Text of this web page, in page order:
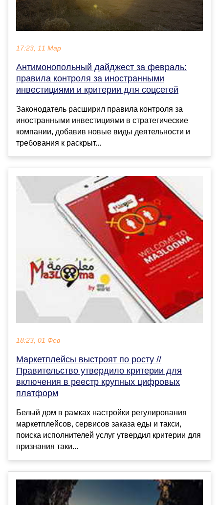
17:23, 11 Мар
Антимонопольный дайджест за февраль:
правила контроля за иностранными
инвестициями и критерии для соцсетей
Законодатель расширил правила контроля за
иностранными инвестициями в стратегические
компании, добавив новые виды деятельности и
требования к раскрыт...
18:23, 01 Фев
Маркетплейсы выстроят по росту //
Правительство утвердило критерии для
включения в реестр крупных цифровых
платформ
Белый дом в рамках настройки регулирования
маркетплейсов, сервисов заказа еды и такси,
поиска исполнителей услуг утвердил критерии для
признания таки...